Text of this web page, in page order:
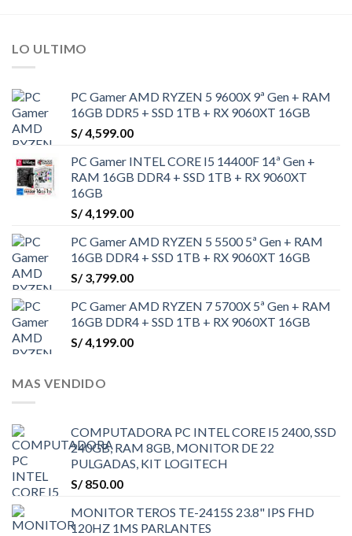
LO ULTIMO
PC Gamer AMD RYZEN 5 9600X 9ª Gen + RAM
16GB DDR5 + SSD 1TB + RX 9060XT 16GB
S/4,599.00
PC Gamer INTEL CORE I5 14400F 14ª Gen +
RAM 16GB DDR4 + SSD 1TB + RX 9060XT
16GB
S/4,199.00
PC Gamer AMD RYZEN 5 5500 5ª Gen + RAM
16GB DDR4 + SSD 1TB + RX 9060XT 16GB
S/3,799.00
PC Gamer AMD RYZEN 7 5700X 5ª Gen + RAM
16GB DDR4 + SSD 1TB + RX 9060XT 16GB
S/4,199.00
MAS VENDIDO
COMPUTADORA PC INTEL CORE I5 2400, SSD
240GB, RAM 8GB, MONITOR DE 22
PULGADAS, KIT LOGITECH
S/850.00
MONITOR TEROS TE-2415S 23.8" IPS FHD
120HZ 1MS PARLANTES